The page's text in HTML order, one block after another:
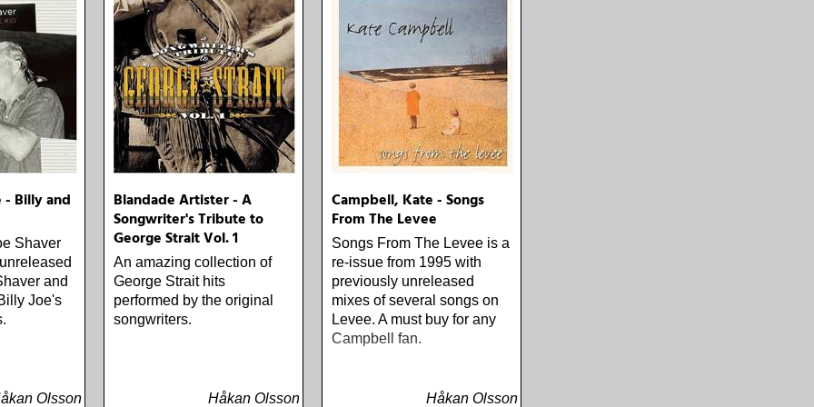
Bob
Portrait
Electric
Rokia
Africa
Say
Music)
Driftwood
Block
This
Bad
Away
&
- Billy and
Shaver
and
Joe's
Olsson
Blandade Artister - A
Songwriter's Tribute to
George Strait Vol. 1
An amazing collection of
George Strait hits
performed by the original
songwriters.
Håkan Olsson
Campbell, Kate - Songs
From The Levee
Songs From The Levee is a
re-issue from 1995 with
previously unreleased
mixes of several songs on
Levee. A must buy for any
Campbell fan.
Håkan Olsson